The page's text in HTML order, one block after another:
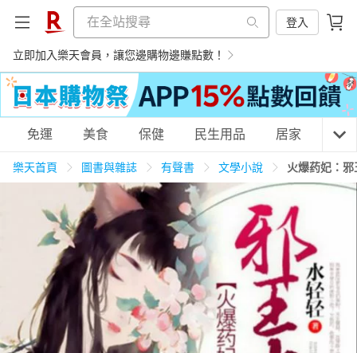
登入
立即加入樂天會員，讓您邊購物邊賺點數！
購物網分類
天天免運 美食蛋糕 養生保健 民生用品
居家生活 3C家電 運動休閒 親子玩具
女裝 男裝 化妝保養 情趣用品
免運 美食 保健 民生用品 居家 3C
樂天首頁 圖書與雜誌 有聲書 文學小說 火爆药妃：